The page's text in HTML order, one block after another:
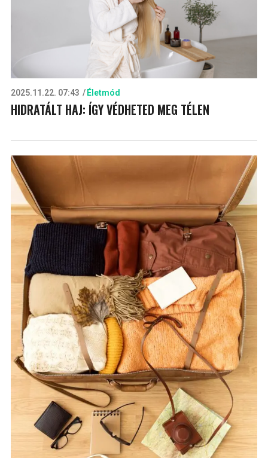
2025.11.22. 07:43 Életmód
HIDRATÁLT HAJ: ÍGY VÉDHETED MEG TÉLEN